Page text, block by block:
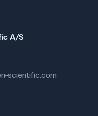
A/S
scientific.com